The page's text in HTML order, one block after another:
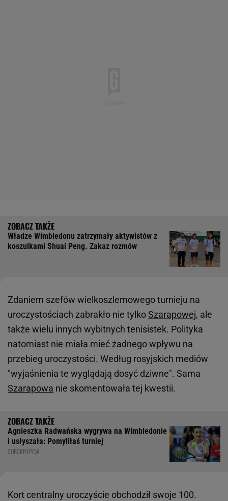
Władze Wimbledonu zatrzymały aktywistów z
koszulkami Shuai Peng. Zakaz rozmów
Zdaniem szefów wielkoszlemowego turnieju na
uroczystościach zabrakło nie tylkoSzarapowej, ale
także wielu innych wybitnych tenisistek. Polityka
natomiast nie miała mieć żadnego wpływu na
przebieg uroczystości. Według rosyjskich mediów
"wyjaśnienia te wyglądają dosyć dziwne". Sama
Szarapowa nie skomentowała tej kwestii.
Agnieszka Radwańska wygrywa na Wimbledonie
i usłyszała: Pomyliłaś turniej
SUBSKRYPCJA
Kort centralny uroczyście obchodził swoje 100.